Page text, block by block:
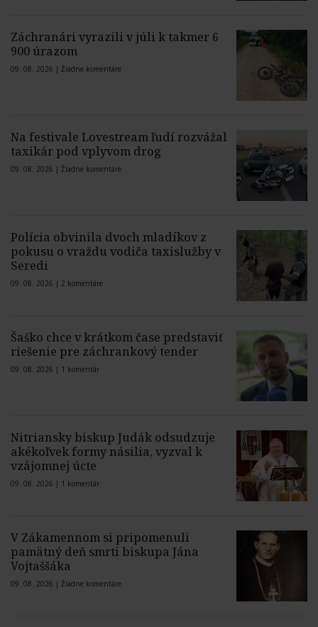
Záchranári vyrazili v júli k takmer 6
900 úrazom
09. 08. 2026 | Žiadne komentáre
Na festivale Lovestream ľudí rozvážal
taxikár pod vplyvom drog
09. 08. 2026 | Žiadne komentáre
Polícia obvinila dvoch mladíkov z
pokusu o vraždu vodiča taxislužby v
Seredi
09. 08. 2026 | 2 komentáre
Šaško chce v krátkom čase predstaviť
riešenie pre záchrankový tender
09. 08. 2026 | 1 komentár
Nitriansky biskup Judák odsudzuje
akékoľvek formy násilia, vyzval k
vzájomnej úcte
09. 08. 2026 | 1 komentár
V Zákamennom si pripomenuli
pamätný deň smrti biskupa Jána
Vojtaššáka
09. 08. 2026 | Žiadne komentáre